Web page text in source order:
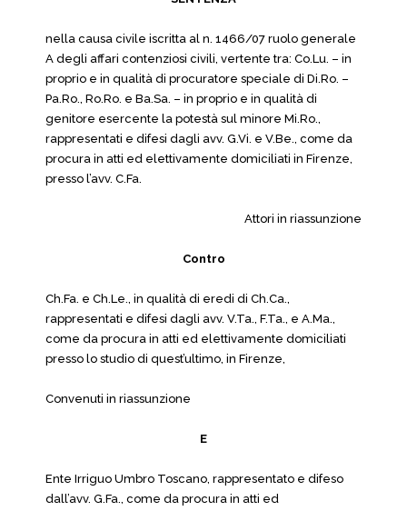
nella causa civile iscritta al n. 1466/07 ruolo generale
A degli affari contenziosi civili, vertente tra: Co.Lu. – in
proprio e in qualità di procuratore speciale di Di.Ro. –
Pa.Ro., Ro.Ro. e Ba.Sa. – in proprio e in qualità di
genitore esercente la potestà sul minore Mi.Ro.,
rappresentati e difesi dagli avv. G.Vi. e V.Be., come da
procura in atti ed elettivamente domiciliati in Firenze,
presso l’avv. C.Fa.
Attori in riassunzione
Contro
Ch.Fa. e Ch.Le., in qualità di eredi di Ch.Ca.,
rappresentati e difesi dagli avv. V.Ta., F.Ta., e A.Ma.,
come da procura in atti ed elettivamente domiciliati
presso lo studio di quest’ultimo, in Firenze,
Convenuti in riassunzione
E
Ente Irriguo Umbro Toscano, rappresentato e difeso
dall’avv. G.Fa., come da procura in atti ed